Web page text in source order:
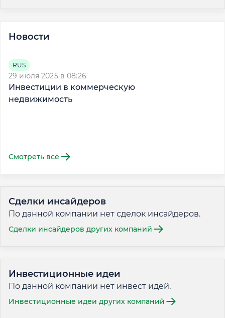
Новости
RUS
29 июля 2025 в 08:26
Инвестиции в коммерческую
недвижимость
Смотреть все
Сделки инсайдеров
По данной компании нет сделок инсайдеров.
Сделки инсайдеров других компаний
Инвестиционные идеи
По данной компании нет инвест идей.
Инвестиционные идеи других компаний